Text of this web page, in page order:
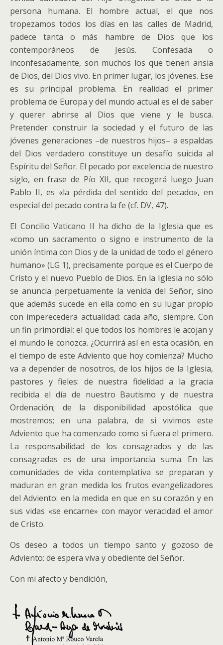
persona humana. El hombre actual, el que nos
tropezamos todos los días en las calles de Madrid,
padece tanta o más hambre de Dios que los
contemporáneos de Jesús. Confesada o
inconfesadamente, son muchos los que tienen ansia
de Dios, del Dios vivo. En primer lugar, los jóvenes. Ese
es su principal problema. En realidad el primer
problema de Europa y del mundo actual es el de saber
y querer abrirse al Dios que viene y le busca.
Pretender construir la sociedad y el futuro de las
jóvenes generaciones –de nuestros hijos– a espaldas
del Dios verdadero constituye un desafío suicida al
Espíritu del Señor. El pecado por excelencia de nuestro
siglo, en frase de Pío XII, que recogerá luego Juan
Pablo II, es «la pérdida del sentido del pecado», en
especial del pecado contra la fe (cf. DV, 47).
El Concilio Vaticano II ha dicho de la Iglesia que es
«como un sacramento o signo e instrumento de la
unión íntima con Dios y de la unidad de todo el género
humano» (LG 1), precisamente porque es el Cuerpo de
Cristo y el nuevo Pueblo de Dios. En la Iglesia no sólo
se anuncia perpetuamente la venida del Señor, sino
que además sucede en ella como en su lugar propio
con imperecedera actualidad: cada año, siempre. Con
un fin primordial: el que todos los hombres le acojan y
el mundo le conozca. ¿Ocurrirá así en esta ocasión, en
el tiempo de este Adviento que hoy comienza? Mucho
va a depender de nosotros, de los hijos de la Iglesia,
pastores y fieles: de nuestra fidelidad a la gracia
recibida el día de nuestro Bautismo y de nuestra
Ordenación; de la disponibilidad apostólica que
mostremos; en una palabra, de si vivimos este
Adviento que ha comenzado como si fuera el primero.
La responsabilidad de los consagrados y de las
consagradas es de una importancia suma. En las
comunidades de vida contemplativa se preparan y
maduran en gran medida los frutos evangelizadores
del Adviento: en la medida en que en su corazón y en
sus vidas «se encarne» con mayor veracidad el amor
de Cristo.
Os deseo a todos un tiempo santo y gozoso de
Adviento: de espera viva y obediente del Señor.
Con mi afecto y bendición,